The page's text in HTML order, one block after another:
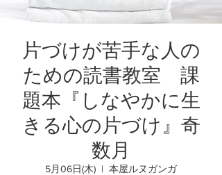
片づけが苦手な人の
ための読書教室 課
題本『しなやかに生
きる心の片づけ』奇
数月
5月06日(木)
  |
本屋ルヌガンガ